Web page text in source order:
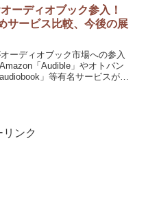
。
ーディオブック参入！
サービス比較、今後の展
ーディオブック市場への参入
「Audible」やオトバン
」等有名サービスがあ
リンク